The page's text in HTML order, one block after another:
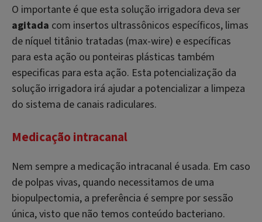
O importante é que esta solução irrigadora deva ser
agitada com insertos ultrassônicos específicos, limas
de níquel titânio tratadas (max-wire) e específicas
para esta ação ou ponteiras plásticas também
especificas para esta ação. Esta potencialização da
solução irrigadora irá ajudar a potencializar a limpeza
do sistema de canais radiculares.
Medicação intracanal
Nem sempre a medicação intracanal é usada. Em caso
de polpas vivas, quando necessitamos de uma
biopulpectomia, a preferência é sempre por sessão
única, visto que não temos conteúdo bacteriano.